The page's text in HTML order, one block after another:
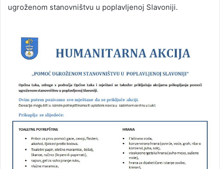
ugroženom stanovništvu u poplavljenoj Slavoniji.